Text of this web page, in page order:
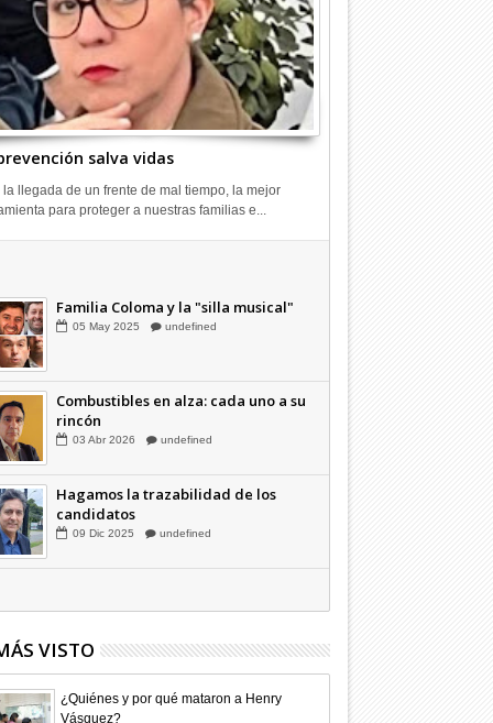
salva vidas
la llegada de un frente de mal tiempo, la mejor
para proteger a nuestras familias e...
Combustibles en alza: cada uno a su
Hagamos la trazabilidad de los
VISTO
¿Quiénes y por qué mataron a Henry
Vásquez?